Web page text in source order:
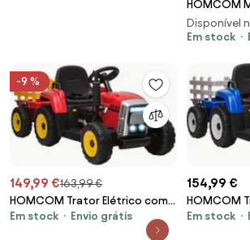
HOMCOM
crianças
com licença faróis buzina
Disponível
Em stock
-9 %
149,99 €163,99 €
HOMCOM Trator Elétrico com
Reboque Amovível com
Controlo Remoto Música MP3
Em stock Envio grátis
154,99 €
HOMCOM
Reboque
Controlo
Em stock